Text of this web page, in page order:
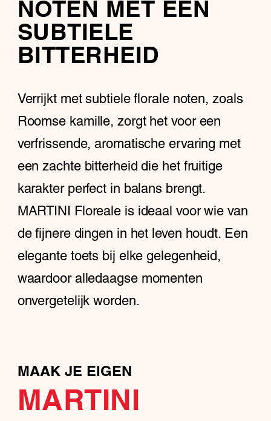
NOTEN MET EEN
SUBTIELE
BITTERHEID
Verrijkt met subtiele florale noten, zoals
Roomse kamille, zorgt het voor een
verfrissende, aromatische ervaring met
een zachte bitterheid die het fruitige
karakter perfect in balans brengt.
MARTINI Floreale is ideaal voor wie van
de fijnere dingen in het leven houdt. Een
elegante toets bij elke gelegenheid,
waardoor alledaagse momenten
onvergetelijk worden.
MAAK JE EIGEN
MARTINI